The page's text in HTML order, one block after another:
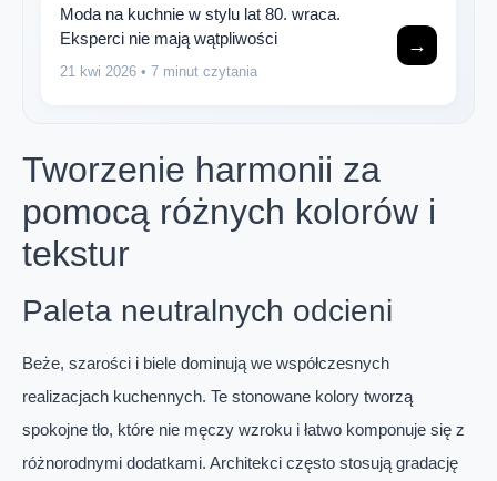
Moda na kuchnie w stylu lat 80. wraca.
Eksperci nie mają wątpliwości
21 kwi 2026 • 7 minut czytania
→
Tworzenie harmonii za
pomocą różnych kolorów i
tekstur
Paleta neutralnych odcieni
Beże, szarości i biele dominują we współczesnych
realizacjach kuchennych. Te stonowane kolory tworzą
spokojne tło, które nie męczy wzroku i łatwo komponuje się z
różnorodnymi dodatkami. Architekci często stosują gradację